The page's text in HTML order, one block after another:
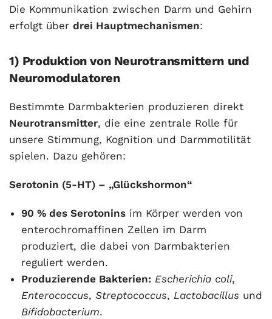
Die Kommunikation zwischen Darm und Gehirn
erfolgt überdrei Hauptmechanismen:
1) Produktion von Neurotransmittern und
Neuromodulatoren
Bestimmte Darmbakterien produzieren direkt
Neurotransmitter, die eine zentrale Rolle für
unsere Stimmung, Kognition und Darmmotilität
spielen. Dazu gehören:
Serotonin (5-HT) – „Glückshormon“
90 % des Serotonins im Körper werden von
enterochromaffinen Zellen im Darm
produziert, die dabei von Darmbakterien
reguliert werden.
Produzierende Bakterien: Escherichia coli,
Enterococcus, Streptococcus, Lactobacillus und
Bifidobacterium.